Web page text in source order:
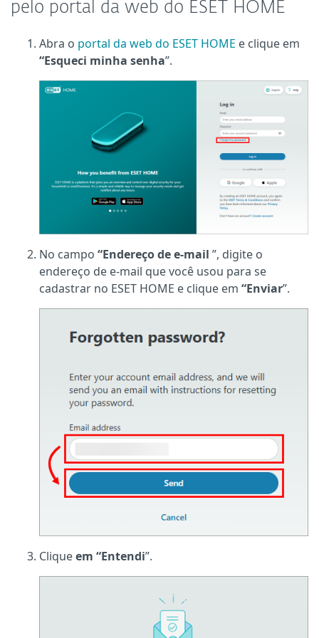
pelo portal da web do ESET HOME
Abra o portal da web do ESET HOME e clique em
“Esqueci minha senha”.
No campo “Endereço de e-mail ”, digite o
endereço de e-mail que você usou para se
cadastrar no ESET HOME e clique em “Enviar”.
Cliqueem “Entendi”.